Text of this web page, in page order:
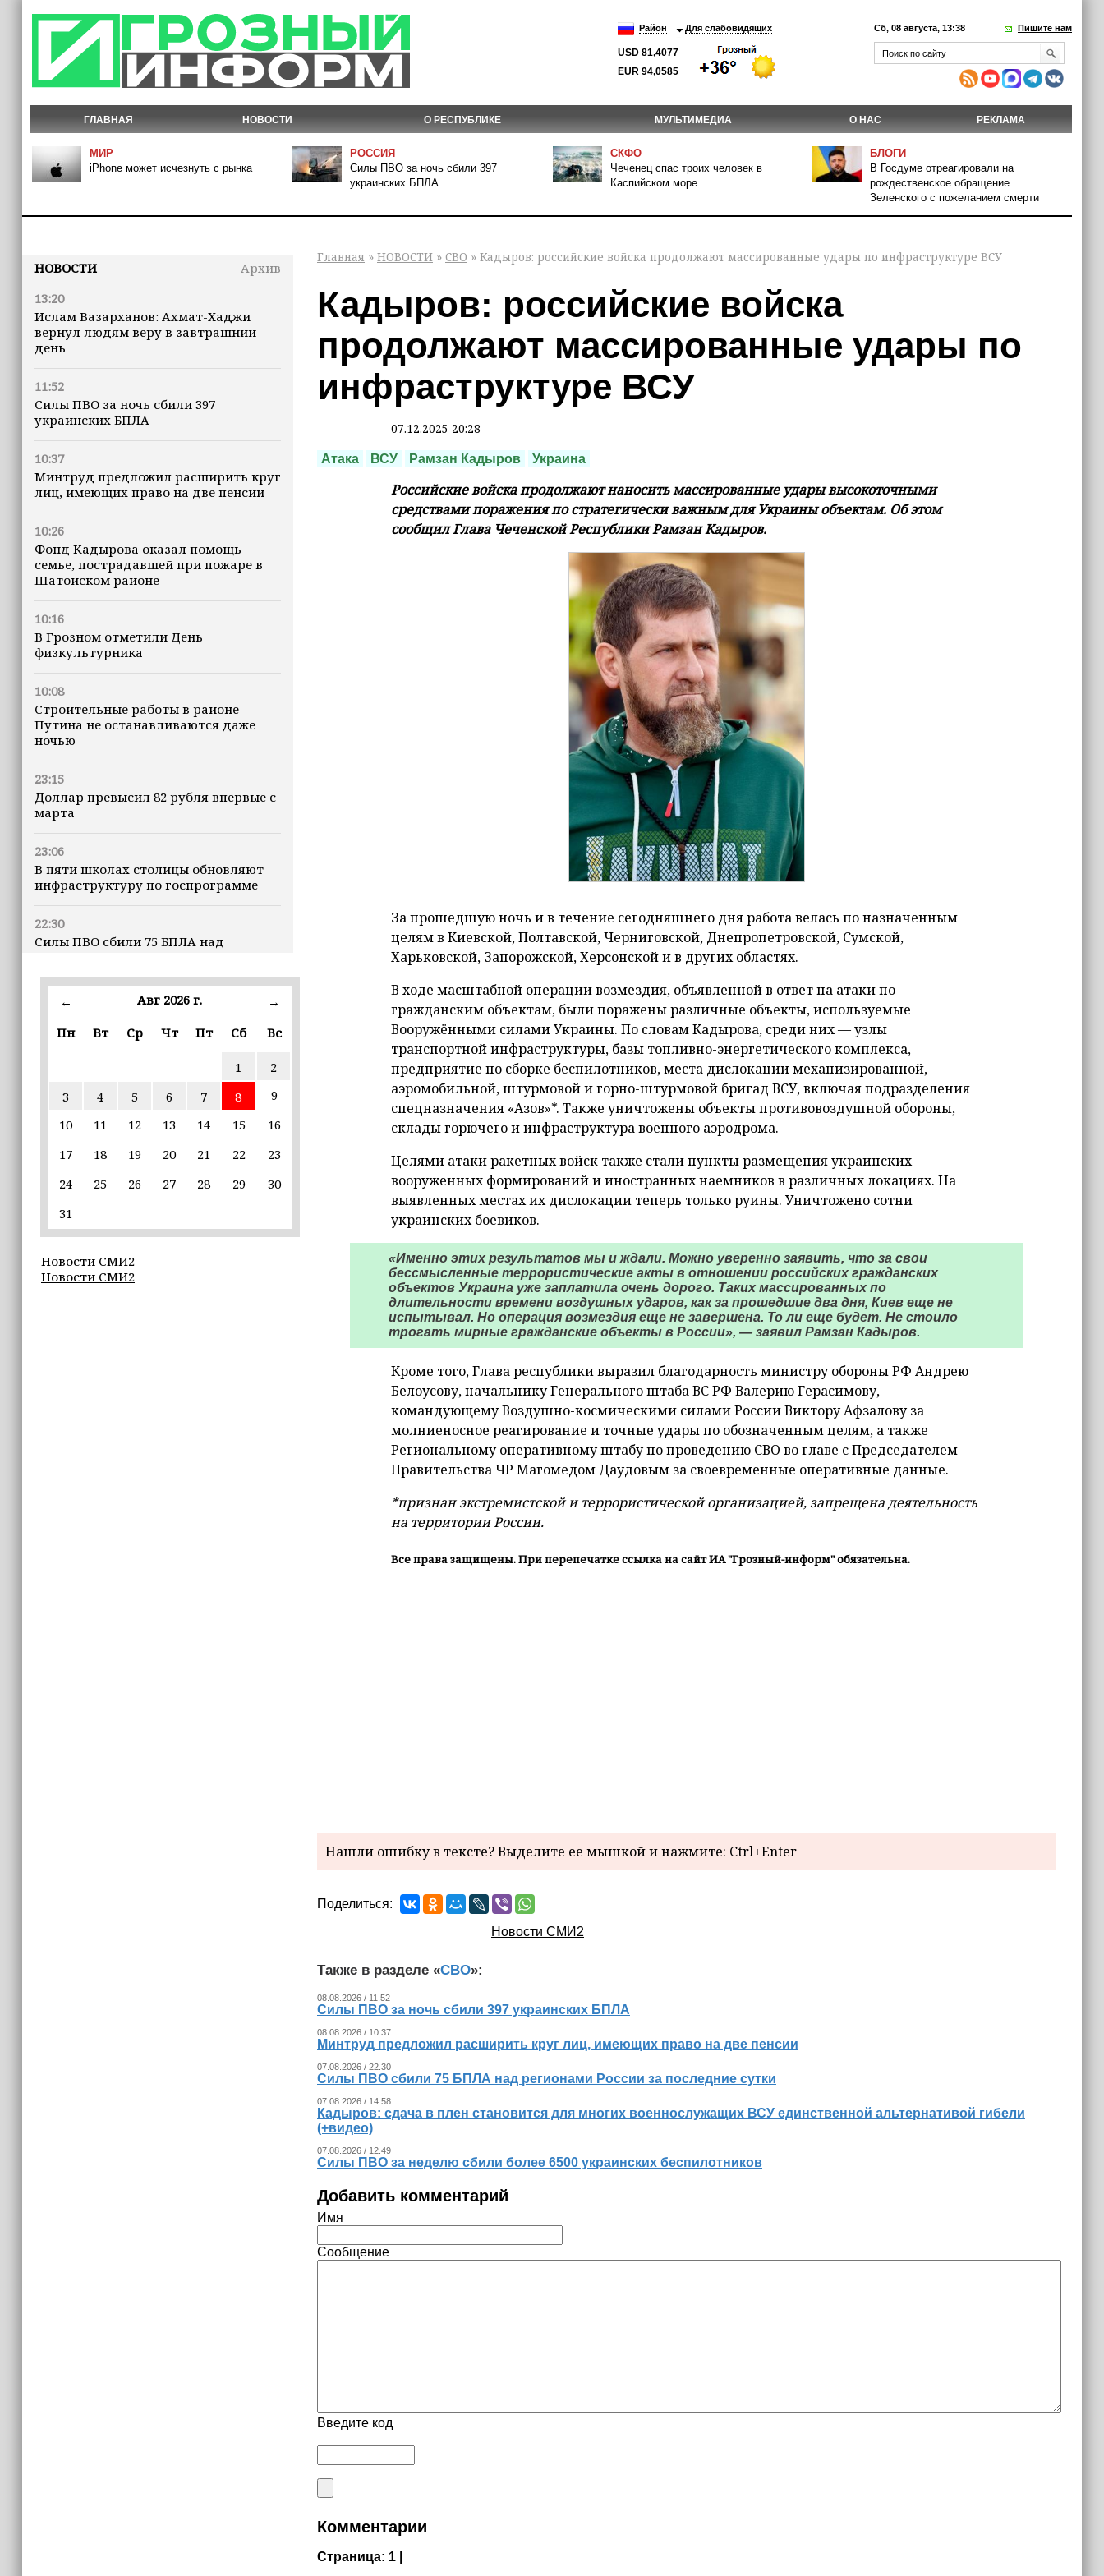
Район Для слабовидящих
USD 81,4077
EUR 94,0585
Сб, 08 августа, 13:38 Пишите нам
ГЛАВНАЯ НОВОСТИ О РЕСПУБЛИКЕ МУЛЬТИМЕДИА О НАС РЕКЛАМА
МИР
iPhone может исчезнуть с рынка
РОССИЯ
Силы ПВО за ночь сбили 397
украинских БПЛА
СКФО
Чеченец спас троих человек в
Каспийском море
БЛОГИ
В Госдуме отреагировали на
рождественское обращение
Зеленского с пожеланием смерти
НОВОСТИ
Архив
13:20
Ислам Вазарханов: Ахмат-Хаджи
вернул людям веру в завтрашний
день
11:52
Силы ПВО за ночь сбили 397
украинских БПЛА
10:37
Минтруд предложил расширить круг
лиц, имеющих право на две пенсии
10:26
Фонд Кадырова оказал помощь
семье, пострадавшей при пожаре в
Шатойском районе
10:16
В Грозном отметили День
физкультурника
10:08
Строительные работы в районе
Путина не останавливаются даже
ночью
23:15
Доллар превысил 82 рубля впервые с
марта
23:06
В пяти школах столицы обновляют
инфраструктуру по госпрограмме
22:30
Силы ПВО сбили 75 БПЛА над
iPhone может исчезнуть с рынка
9 августа в Грозном пройдет дрифт-
фестиваль
Эксперт объяснил, почему не стоит
16:55
В Шелковском районе обучают
«ИнформУИК»
← Авг 2026 г.
→
Пн
Вт Ср Чт Пт Сб Вс
1
2
3
4 5 6 7 8
9
10
11 12 13 14 15
16
17
18 19 20 21 22
23
24
25 26 27 28 29
30
31
Новости СМИ2
Новости СМИ2
Главная » НОВОСТИ » СВО » Кадыров: российские войска продолжают массированные удары по инфраструктуре ВСУ
Кадыров: российские войска
продолжают массированные удары по
инфраструктуре ВСУ
07.12.2025 20:28
Атака ВСУ Рамзан Кадыров Украина
Российские войска продолжают наносить массированные удары высокоточными
средствами поражения по стратегически важным для Украины объектам. Об этом
сообщил Глава Чеченской Республики Рамзан Кадыров.
За прошедшую ночь и в течение сегодняшнего дня работа велась по назначенным
целям в Киевской, Полтавской, Черниговской, Днепропетровской, Сумской,
Харьковской, Запорожской, Херсонской и в других областях.
В ходе масштабной операции возмездия, объявленной в ответ на атаки по
гражданским объектам, были поражены различные объекты, используемые
Вооружёнными силами Украины. По словам Кадырова, среди них — узлы
транспортной инфраструктуры, базы топливно-энергетического комплекса,
предприятие по сборке беспилотников, места дислокации механизированной,
аэромобильной, штурмовой и горно-штурмовой бригад ВСУ, включая подразделения
спецназначения «Азов»*. Также уничтожены объекты противовоздушной обороны,
склады горючего и инфраструктура военного аэродрома.
Целями атаки ракетных войск также стали пункты размещения украинских
вооруженных формирований и иностранных наемников в различных локациях. На
выявленных местах их дислокации теперь только руины. Уничтожено сотни
украинских боевиков.
«Именно этих результатов мы и ждали. Можно уверенно заявить, что за свои
бессмысленные террористические акты в отношении российских гражданских
объектов Украина уже заплатила очень дорого. Таких массированных по
длительности времени воздушных ударов, как за прошедшие два дня, Киев еще не
испытывал. Но операция возмездия еще не завершена. То ли еще будет. Не стоило
трогать мирные гражданские объекты в России», — заявил Рамзан Кадыров.
Кроме того, Глава республики выразил благодарность министру обороны РФ Андрею
Белоусову, начальнику Генерального штаба ВС РФ Валерию Герасимову,
командующему Воздушно-космическими силами России Виктору Афзалову за
молниеносное реагирование и точные удары по обозначенным целям, а также
Региональному оперативному штабу по проведению СВО во главе с Председателем
Правительства ЧР Магомедом Даудовым за своевременные оперативные данные.
*признан экстремистской и террористической организацией, запрещена деятельность
на территории России.
Все права защищены. При перепечатке ссылка на сайт ИА "Грозный-информ" обязательна.
Нашли ошибку в тексте? Выделите ее мышкой и нажмите: Ctrl+Enter
Поделиться:
Новости СМИ2
Также в разделе «СВО»:
08.08.2026 / 11.52
Силы ПВО за ночь сбили 397 украинских БПЛА
08.08.2026 / 10.37
Минтруд предложил расширить круг лиц, имеющих право на две пенсии
07.08.2026 / 22.30
Силы ПВО сбили 75 БПЛА над регионами России за последние сутки
07.08.2026 / 14.58
Кадыров: сдача в плен становится для многих военнослужащих ВСУ единственной альтернативой гибели
(+видео)
07.08.2026 / 12.49
Силы ПВО за неделю сбили более 6500 украинских беспилотников
Добавить комментарий
Имя
Сообщение
Введите код
Комментарии
Страница: 1 |